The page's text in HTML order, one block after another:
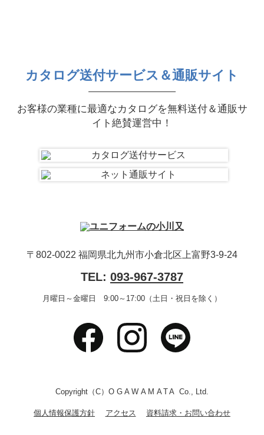
カタログ送付サービス＆通販サイト
お客様の業種に最適なカタログを無料送付＆通販サ
イト絶賛運営中！
〒802-0022 福岡県北九州市小倉北区上富野3-9-24
TEL: 093-967-3787
月曜日～金曜日 9:00～17:00（土日・祝日を除く）
Copyright（C）OGAWAMATA Co., Ltd.
個人情報保護方針 アクセス 資料請求・お問い合わせ